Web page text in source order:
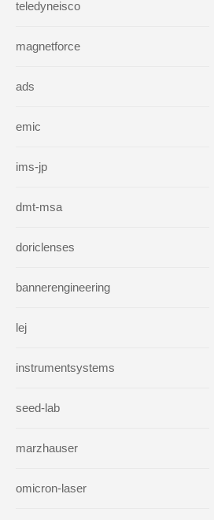
teledyneisco
magnetforce
ads
emic
ims-jp
dmt-msa
doriclenses
bannerengineering
lej
instrumentsystems
seed-lab
marzhauser
omicron-laser